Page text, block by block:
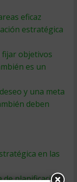
eficaz
estratégica
fijar objetivos
es un
y una meta
deben
en las
de planificación